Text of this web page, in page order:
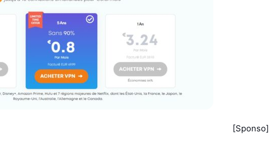
[Sponso]